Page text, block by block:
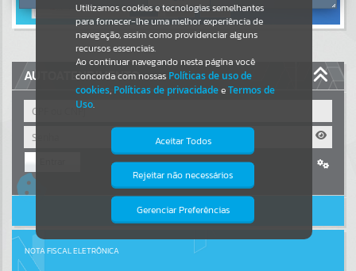
Por favor, aguarde...
NOTÍCIAS
Por favor, aguarde...
Por favor, aguarde...
Por favor, aguarde...
AUTOATENDIMENTO
Cadastre-se|Recuperar Senha
ACESSAR SEM LOGIN
NOTA FISCAL ELETRÔNICA
Utilizamos cookies e tecnologias semelhantes
para fornecer-lhe uma melhor experiência de
navegação, assim como providenciar alguns
recursos essenciais.
Ao continuar navegando nesta página você
concorda com nossas Políticas de uso de
cookies, Políticas de privacidadeeTermos de
Uso.
Aceitar Todos
Rejeitar não necessários
Gerenciar Preferências
Isto significa que diversos recursos
providenciados poderão não estar